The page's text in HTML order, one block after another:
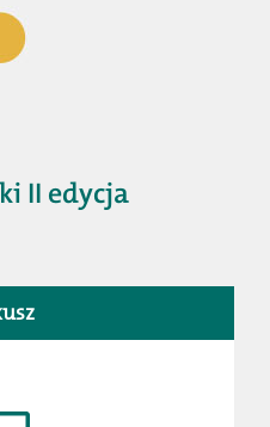
II edycja